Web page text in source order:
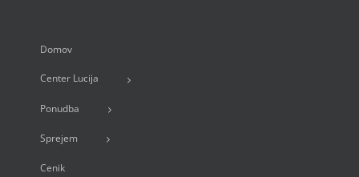
Domov
Center Lucija
Ponudba
Sprejem
Cenik